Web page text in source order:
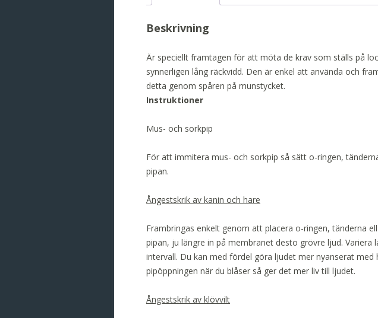
Beskrivning
Är speciellt framtagen för att möta de krav som ställs på
synnerligen lång räckvidd. Den är enkel att använda och
detta genom spåren på munstycket.
Instruktioner
Mus- och sorkpip
För att immitera mus- och sorkpip så sätt o-ringen,
pipan.
Ångestskrik av kanin och hare
Frambringas enkelt genom att placera o-ringen, tänderna
pipan, ju längre in på membranet desto grövre ljud.
intervall. Du kan med fördel göra ljudet mer nyanserat
pipöppningen när du blåser så ger det mer liv till ljudet.
Ångestskrik av klövvilt